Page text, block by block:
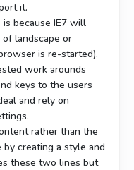
it.
because IE7 will
landscape or
is re-started).
work arounds
keys to the users
and rely on
rather than the
creating a style and
these two lines but